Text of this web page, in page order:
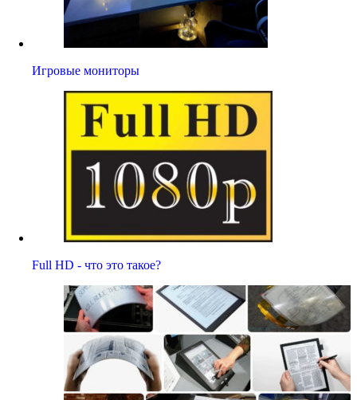
Игровые мониторы
Full HD - что это такое?